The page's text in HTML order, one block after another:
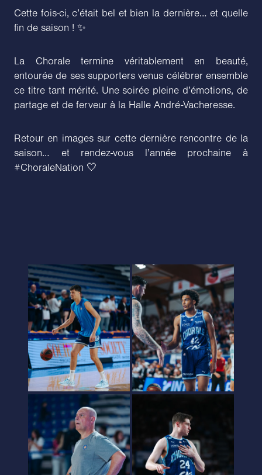
Cette fois-ci, c’était bel et bien la dernière… et quelle
fin de saison ! ✨
La Chorale termine véritablement en beauté,
entourée de ses supporters venus célébrer ensemble
ce titre tant mérité. Une soirée pleine d’émotions, de
partage et de ferveur à la Halle André-Vacheresse.
Retour en images sur cette dernière rencontre de la
saison… et rendez-vous l’année prochaine à
#ChoraleNation 🤍